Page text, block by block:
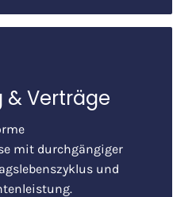
Verträge
mit durchgängiger
und